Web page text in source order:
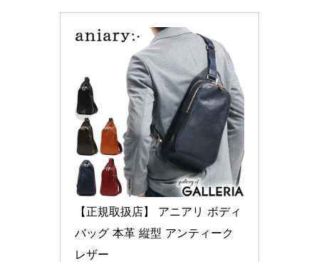
【正規取扱店】 アニアリ ボディ
バッグ 本革 縦型 アンティーク
レザー